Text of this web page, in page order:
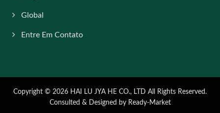
Global
Entre Em Contato
Copyright © 2026 HAI LU JYA HE CO., LTD All Rights Reserved.
Consulted & Designed by Ready-Market